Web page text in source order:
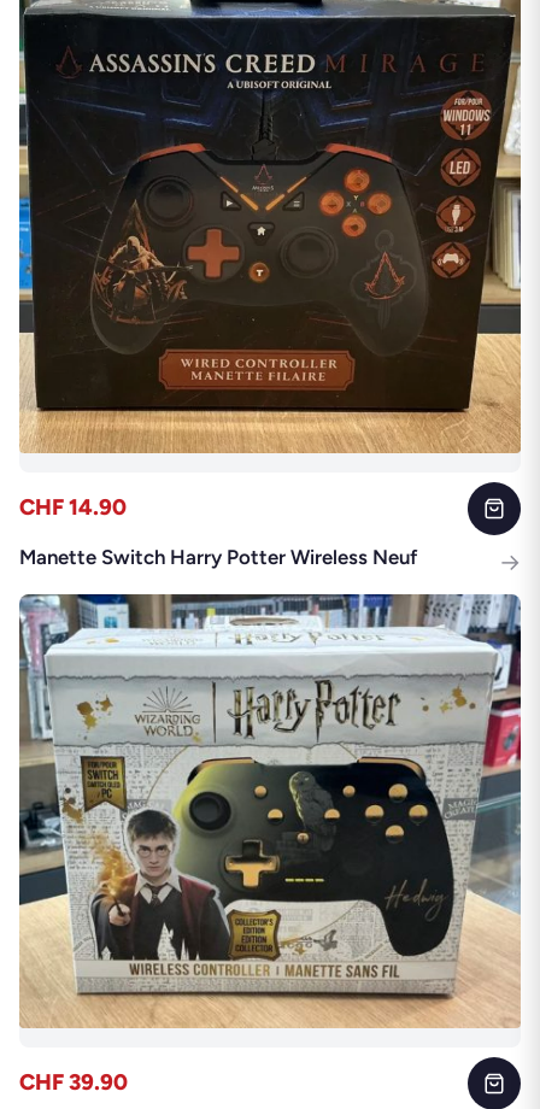
CHF 14.90
Manette Switch Harry Potter Wireless Neuf →
CHF 39.90